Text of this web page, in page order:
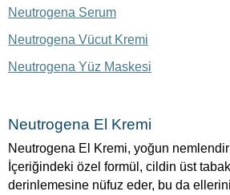
Neutrogena Serum
Neutrogena Vücut Kremi
Neutrogena Yüz Maskesi
Neutrogena El Kremi
Neutrogena El Kremi, yoğun
İçeriğindeki özel formül, cildin üst
derinlemesine nüfuz eder, bu da